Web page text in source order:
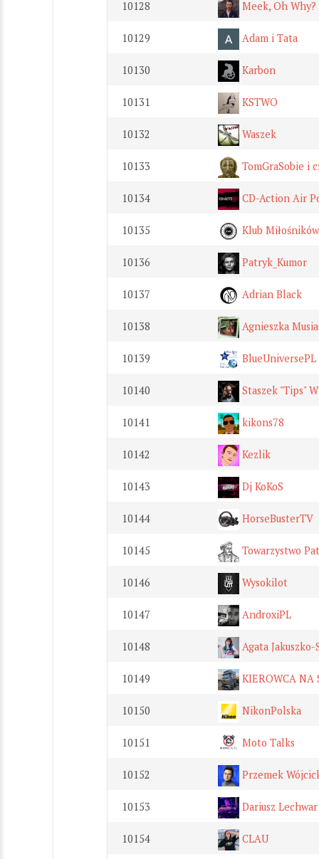
10128 Meek, Oh Why?
10129 Adam i Tata
10130 Karbon
10131 KSTWO
10132 Waszek
10133 TomGraSobie i
10134 CD-Action Air
10135 Klub
10136 Patryk_Kumor
10137 Adrian Black
10138 Agnieszka
10139 BlueUniversePL
10140 Staszek "Tips"
10141 kikons78
10142 Kezlik
10143 Dj KoKoS
10144 HorseBusterTV
10145 Towarzystwo
10146 Wysokilot
10147 AndroxiPL
10148 Agata Jakuszko-
10149 KIEROWCA NA
10150 NikonPolska
10151 Moto Talks
10152 Przemek
10153 Dariusz Lechwar
10154 CLAU